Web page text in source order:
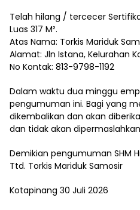
Telah hilang / tercecer
Luas 317 M².
Atas Nama: Torkis Mariduk
Alamat: Jln Istana, Kelurahan
No Kontak: 813-9798-1192
Dalam waktu dua minggu
pengumuman ini. Bagi yang
dikembalikan dan akan
dan tidak akan
Demikian pengumuman SHM
Ttd. Torkis Mariduk Samosir
Kotapinang 30 Juli 2026